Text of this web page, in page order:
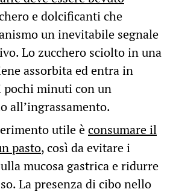
e dolcificanti che
un inevitabile segnale
Lo zucchero sciolto in una
assorbita ed entra in
minuti con un
all’ingrassamento.
utile èconsumare il
pasto, così da evitare i
mucosa gastrica e ridurre
La presenza di cibo nello